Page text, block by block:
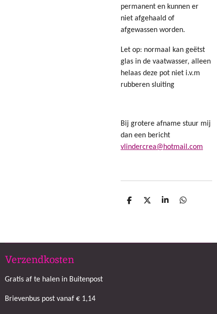
permanent en kunnen er
niet afgehaald of
afgewassen worden.
Let op: normaal kan geëtst
glas in de vaatwasser, alleen
helaas deze pot niet i.v.m
rubberen sluiting
Bij grotere afname stuur mij
dan een bericht
vlindercrea@hotmail.com
D
D
S
D
Verzendkosten
Gratis af te halen in Buitenpost
Brievenbus post vanaf € 1,14